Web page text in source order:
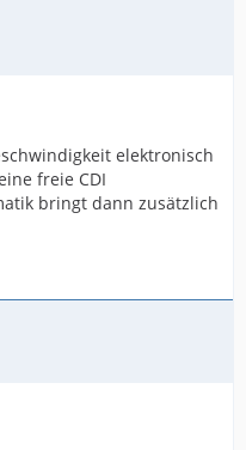
elektronisch
freie CDI
bringt dann zusätzlich